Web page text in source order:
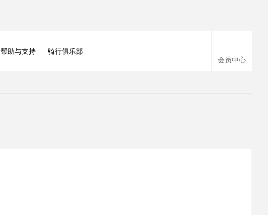
会员中心
帮助与支持 骑行俱乐部